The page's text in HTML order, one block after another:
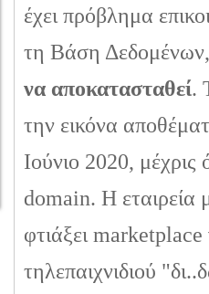
έχει πρόβλημα
τη Βάση Δεδομένων,
να αποκατασταθεί.
την εικόνα
Ιούνιο 2020, μέχρις
domain. Η εταιρεία
φτιάξει
τηλεπαιχνιδιού